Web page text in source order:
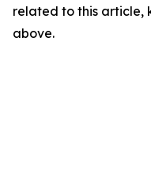
related to this article,
above.